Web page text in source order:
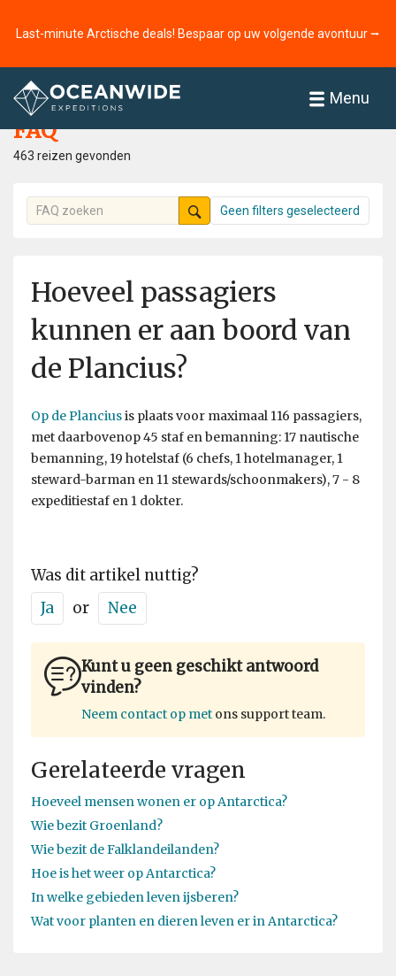
Last-minute Arctische deals! Bespaar op uw volgende avontuur ⭢
Menu
Home
FAQ
463 reizen gevonden
Geen filters geselecteerd
Hoeveel passagiers
kunnen er aan boord van
de Plancius?
Op de Planciusis plaats voor maximaal 116 passagiers,
met daarbovenop 45 staf en bemanning: 17 nautische
bemanning, 19 hotelstaf (6 chefs, 1 hotelmanager, 1
steward-barman en 11 stewards/schoonmakers), 7 - 8
expeditiestaf en 1 dokter.
Was dit artikel nuttig?
Ja
or Nee
Kunt u geen geschikt antwoord
vinden?
Neem contact op met ons support team.
Gerelateerde vragen
Hoeveel mensen wonen er op Antarctica?
Wie bezit Groenland?
Wie bezit de Falklandeilanden?
Hoe is het weer op Antarctica?
In welke gebieden leven ijsberen?
Wat voor planten en dieren leven er in Antarctica?